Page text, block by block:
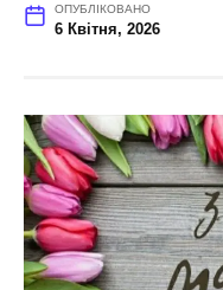
ОПУБЛІКОВАНО
6 Квітня, 2026